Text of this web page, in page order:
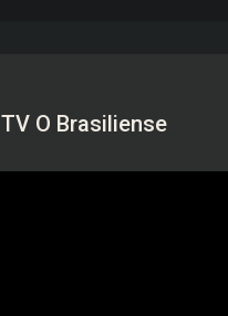
TV O Brasiliense